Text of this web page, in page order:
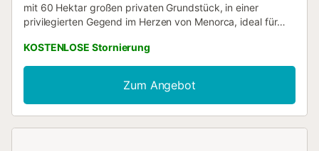
mit 60 Hektar großen privaten Grundstück, in einer
privilegierten Gegend im Herzen von Menorca, ideal für
mit einem Swimmingpool, einem Sitzbereich und einer
überdachten Terrasse mit herrlichem Blick über die
Landschaft der Insel. Das gemütliche Dorf Es Mercadal,
die guten Restaurants, Bars, Geschäften und
Supermärkten hat, ist zu Fuß erreichbar, aber das Hotel ist
KOSTENLOSE Stornierung
Zum Angebot